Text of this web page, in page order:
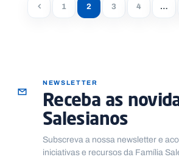
1 2 3 4 …
NEWSLETTER
Receba as
Salesianos
Subscreva a nossa newsletter e
iniciativas e recursos da Família